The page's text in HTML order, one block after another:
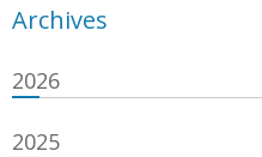
Archives
2026
2025